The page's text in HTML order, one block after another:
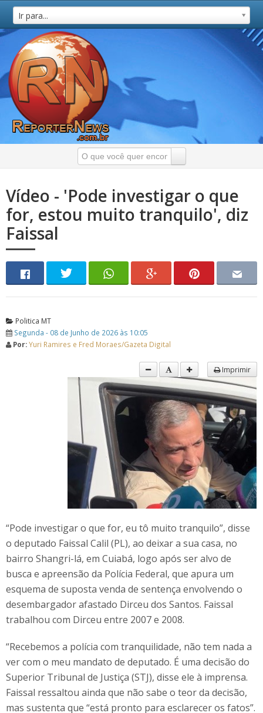
Ir para...
Vídeo - 'Pode investigar o que
for, estou muito tranquilo', diz
Faissal
Politica MT
Segunda - 08 de Junho de 2026 às 10:05
Por:Yuri Ramires e Fred Moraes/Gazeta Digital
Imprimir
“Pode investigar o que for, eu tô muito tranquilo”, disse
o deputado Faissal Calil (PL), ao deixar a sua casa, no
bairro Shangri-lá, em Cuiabá, logo após ser alvo de
busca e apreensão da Polícia Federal, que apura um
esquema de suposta venda de sentença envolvendo o
desembargador afastado Dirceu dos Santos. Faissal
trabalhou com Dirceu entre 2007 e 2008.
“Recebemos a polícia com tranquilidade, não tem nada a
ver com o meu mandato de deputado. É uma decisão do
Superior Tribunal de Justiça (STJ), disse ele à imprensa.
Faissal ressaltou ainda que não sabe o teor da decisão,
mas sustenta que “está pronto para esclarecer os fatos”.